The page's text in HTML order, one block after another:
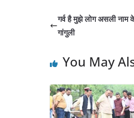
गर्व है मुझे लोग असली नाम
गांगुली
You May